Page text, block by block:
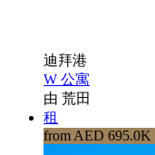
迪拜港
W 公寓
由 荒田
租
from AED 695.0K